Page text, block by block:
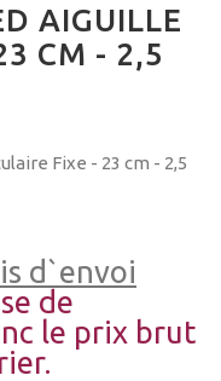
AIGUILLE
CM - 2,5
d`envoi
de
le prix brut